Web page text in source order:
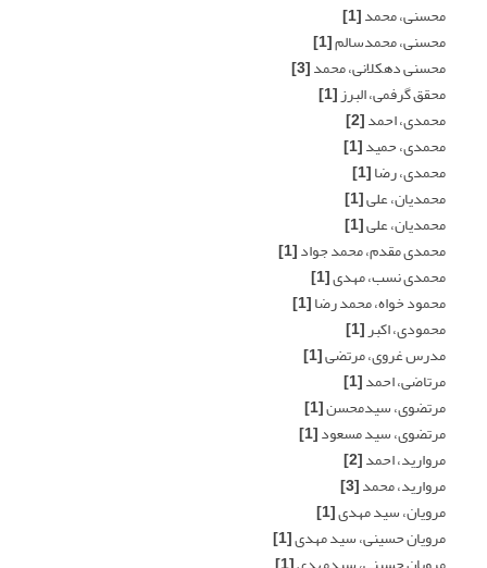
محسنی، محمد[1]
محسنی، محمدسالم[1]
محسنی دهکلانی، محمد[3]
محقق گرفمی، البرز[1]
محمدی، احمد[2]
محمدی، حمید[1]
محمدی، رضا[1]
محمدیان، علی[1]
محمدیان، علی[1]
محمدی مقدم، محمد جواد[1]
محمدی نسب، مهدی[1]
محمود خواه، محمد رضا[1]
محمودی، اکبر[1]
مدرس غروی، مرتضی[1]
مرتاضی، احمد[1]
مرتضوی، سیدمحسن[1]
مرتضوی، سید مسعود[1]
مروارید، احمد[2]
مروارید، محمد[3]
مرویان، سید مهدی[1]
مرویان حسینی، سید مهدی[1]